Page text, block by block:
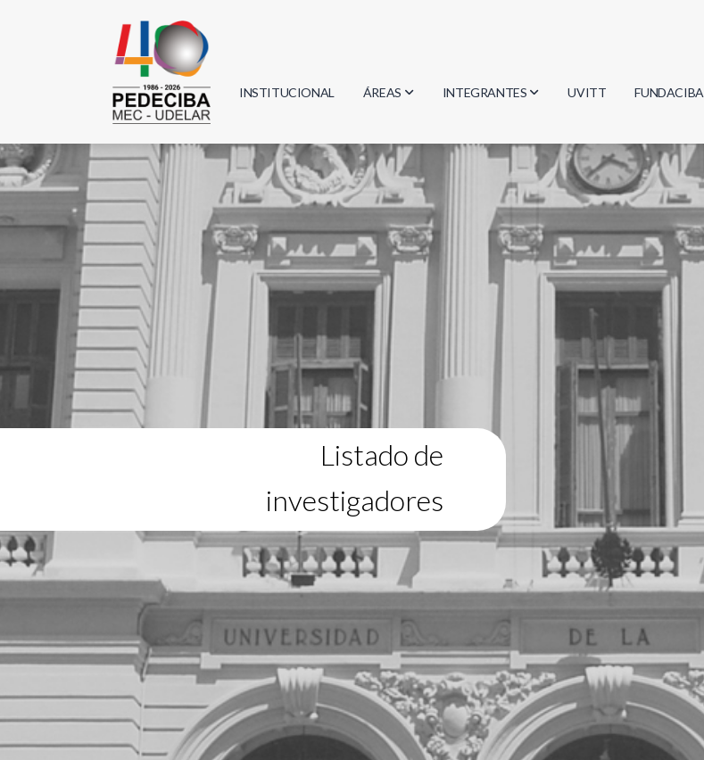
INSTITUCIONAL ÁREAS
Biología
Física
Geociencias
Informática
Matemática
INTEGRANTES
Investigadores
Estudiantes
Egresados
UVITT FUNDACIBA
Listado de
investigadores